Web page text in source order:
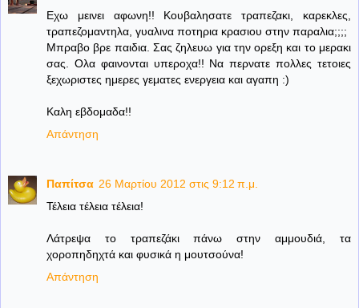
Εχω μεινει αφωνη!! Κουβαλησατε τραπεζακι, καρεκλες,
τραπεζομαντηλα, γυαλινα ποτηρια κρασιου στην παραλια;;;;
Μπραβο βρε παιδια. Σας ζηλευω για την ορεξη και το μερακι
σας. Ολα φαινονται υπεροχα!! Να περνατε πολλες τετοιες
ξεχωριστες ημερες γεματες ενεργεια και αγαπη :)
Καλη εβδομαδα!!
Απάντηση
Παπίτσα 26 Μαρτίου 2012 στις 9:12 π.μ.
Τέλεια τέλεια τέλεια!
Λάτρεψα το τραπεζάκι πάνω στην αμμουδιά, τα
χοροπηδηχτά και φυσικά η μουτσούνα!
Απάντηση